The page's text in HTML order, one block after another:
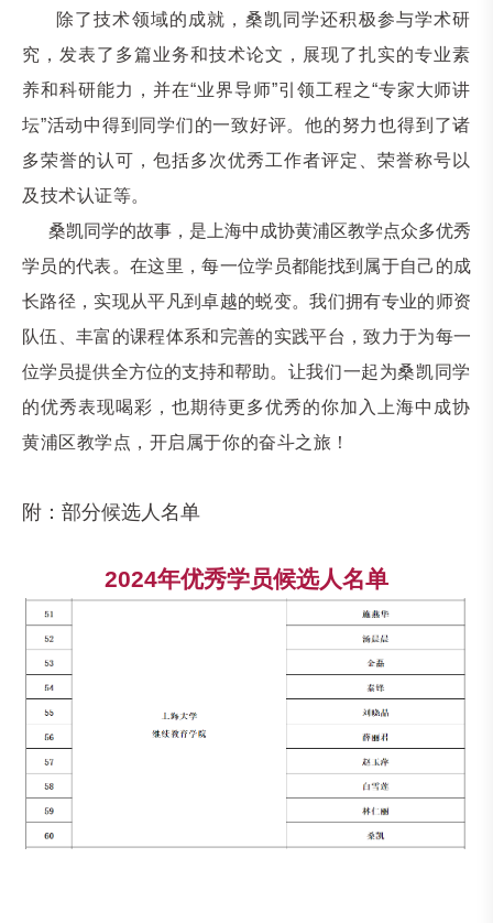
除了技术领域的成就，桑凯同学还积极参与学术研
究，发表了多篇业务和技术论文，展现了扎实的专业素
养和科研能力，并在“业界导师”引领工程之“专家大师讲
坛”活动中得到同学们的一致好评。他的努力也得到了诸
多荣誉的认可，包括多次优秀工作者评定、荣誉称号 以
及 技术认证等。
桑凯同学的故事，是上海中成协黄浦区教学点众多优秀
学员的代表。在这里，每一位学员都能找到属于自己的成
长路径，实现从平凡到卓越的蜕变。我们拥有专业的师资
队伍、丰富的课程体系和完善的实践平台，致力于为每一
位学员提供全方位的支持和帮助。 让我们一起为桑凯同学
的优秀表现喝彩，也期待更多优秀的你加入上海中成协
黄浦区教学点，开启属于你的奋斗之旅！
附：部分候选人名单
2024年优秀学员候选人名单